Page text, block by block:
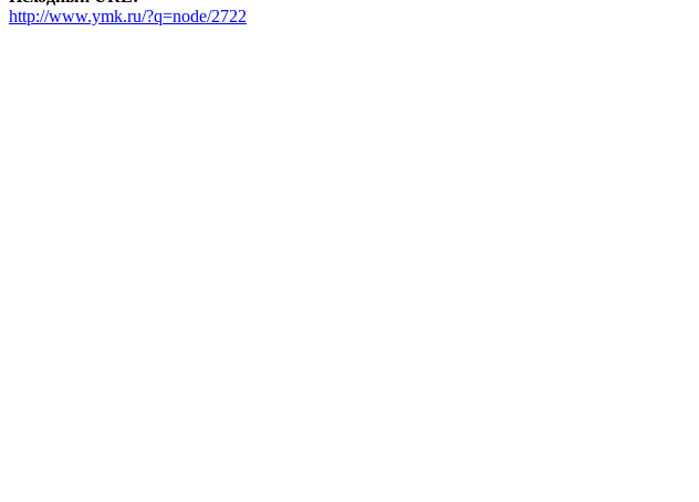
http://www.ymk.ru/?q=node/2722